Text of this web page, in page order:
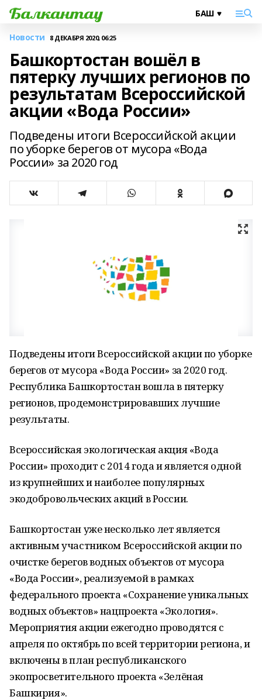
Новости 8 ДЕКАБРЯ 2020, 06:25
Башкортостан вошёл в
пятерку лучших регионов по
результатам Всероссийской
акции «Вода России»
Подведены итоги Всероссийской акции
по уборке берегов от мусора «Вода
России» за 2020 год
Подведены итоги Всероссийской акции по уборке
берегов от мусора «Вода России» за 2020 год.
Республика Башкортостан вошла в пятерку
регионов, продемонстрировавших лучшие
результаты.
Всероссийская экологическая акция «Вода
России» проходит с 2014 года и является одной
из крупнейших и наиболее популярных
экодобровольческих акций в России.
Башкортостан уже несколько лет является
активным участником Всероссийской акции по
очистке берегов водных объектов от мусора
«Вода России», реализуемой в рамках
федерального проекта «Сохранение уникальных
водных объектов» нацпроекта «Экология».
Мероприятия акции ежегодно проводятся с
апреля по октябрь по всей территории региона, и
включены в план республиканского
экопросветительного проекта «Зелёная
Башкирия».